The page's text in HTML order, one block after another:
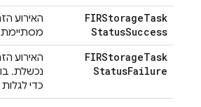
FIRStorageTask
StatusSuccess
האירוע
FIRStorageTask
StatusFailure
האירוע
נכשלת.
כדי